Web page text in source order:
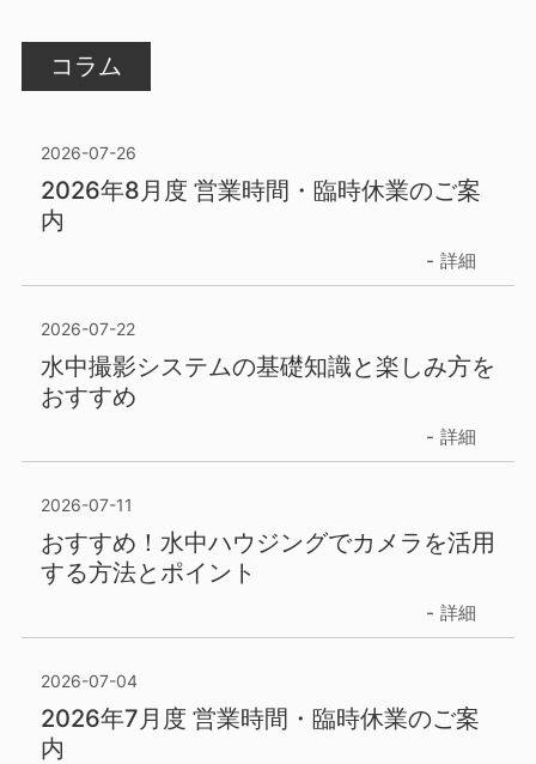
コラム
2026-07-26
2026年8月度 営業時間・臨時休業のご案
内
詳細
2026-07-22
水中撮影システムの基礎知識と楽しみ方を
おすすめ
詳細
2026-07-11
おすすめ！水中ハウジングでカメラを活用
する方法とポイント
詳細
2026-07-04
2026年7月度 営業時間・臨時休業のご案
内